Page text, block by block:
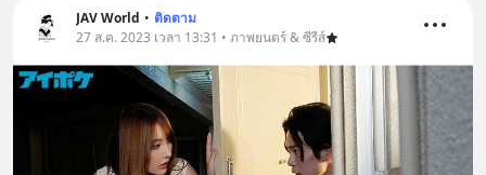
JAV World • ติดตาม
27 ส.ค. 2023 เวลา 13:31 • ภาพยนตร์ & ซีรีส์